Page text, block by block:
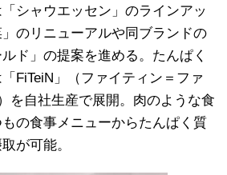
シャウエッセン」のラインアッ
のリニューアルや同ブランドの
ド」の提案を進める。たんぱく
FiTeiN」（ファイティン＝ファ
を自社生産で展開。肉のような食
の食事メニューからたんぱく質
が可能。